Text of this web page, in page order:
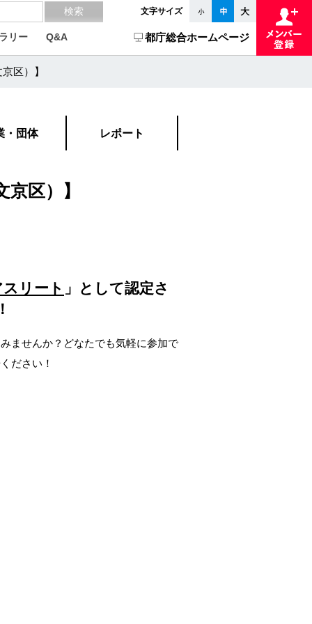
文字サイズ
リー Q&A 都庁総合ホームページ
区）】
・団体 レポート
区）】
リート 」として認定さ
ませんか？どなたでも気軽に参加で
ださい！